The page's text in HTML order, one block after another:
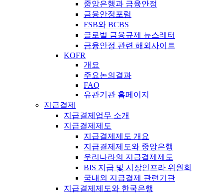
중앙은행과 금융안정
금융안정포럼
FSB와 BCBS
글로벌 금융규제 뉴스레터
금융안정 관련 해외사이트
KOFR
개요
주요논의결과
FAQ
유관기관 홈페이지
지급결제
지급결제업무 소개
지급결제제도
지급결제제도 개요
지급결제제도와 중앙은행
우리나라의 지급결제제도
BIS 지급 및 시장인프라 위원회
국내외 지급결제 관련기관
지급결제제도와 한국은행